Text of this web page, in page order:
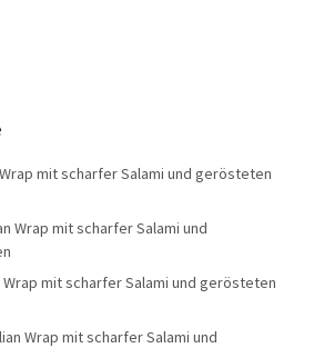
mit scharfer Salami und gerösteten
Wrap mit scharfer Salami und
Wrap mit scharfer Salami und gerösteten
Wrap mit scharfer Salami und